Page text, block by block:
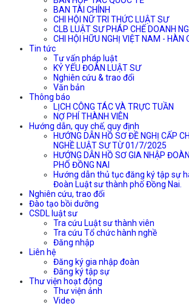
BAN TÀI CHÍNH
CHI HỘI NỮ TRI THỨC LUẬT SƯ
CLB LUẬT SƯ PHÁP CHẾ DOANH
CHI HỘI HỮU NGHỊ VIỆT NAM - HÀN
Tin tức
Tư vấn pháp luật
KỶ YẾU ĐOÀN LUẬT SƯ
Nghiên cứu & trao đổi
Văn bản
Thông báo
LỊCH CÔNG TÁC VÀ TRỰC TUẦN
NỢ PHÍ THÀNH VIÊN
Hướng dẫn, quy chế, quy định
HƯỚNG DẪN HỒ SƠ ĐỀ NGHỊ CẤP
NGHỀ LUẬT SƯ TỪ 01/7/2025
HƯỚNG DẪN HỒ SƠ GIA NHẬP
PHỐ ĐỒNG NAI
Hướng dẫn thủ tục đăng ký tập sự
Đoàn Luật sư thành phố Đồng Nai.
Nghiên cứu, trao đổi
Đào tạo bồi dưỡng
CSDL luật sư
Tra cứu Luật sư thành viên
Tra cứu Tổ chức hành nghề
Đăng nhập
Liên hệ
Đăng ký gia nhập đoàn
Đăng ký tập sự
Thư viện hoạt động
Thư viện ảnh
Video